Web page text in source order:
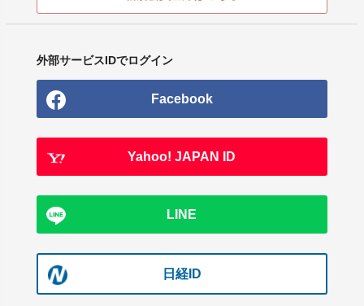
外部サービスIDでログイン
Facebook
Yahoo! JAPAN ID
LINE
日経ID